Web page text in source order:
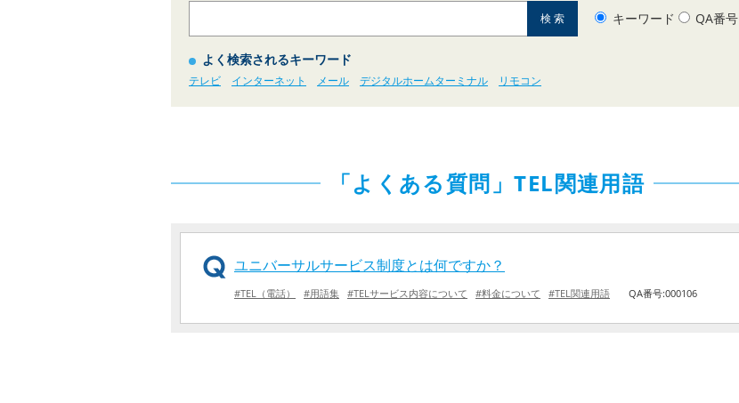
キーワード QA番号
よく検索されるキーワード
テレビ インターネット メール デジタルホームターミナル リモコン
「よくある質問」TEL関連用語
ユニバーサルサービス制度とは何ですか？
#TEL（電話） #用語集 #TELサービス内容について #料金について #TEL関連用語 QA番号:000106